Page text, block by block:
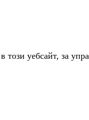
уебсайт, за